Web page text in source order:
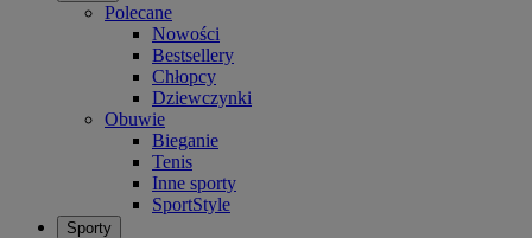
Polecane
Nowości
Bestsellery
Chłopcy
Dziewczynki
Obuwie
Bieganie
Tenis
Inne sporty
SportStyle
Sporty